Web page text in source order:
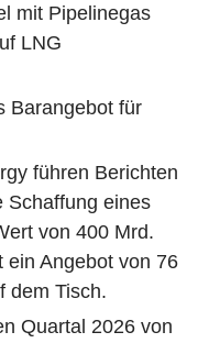
mit Pipelinegas
LNG
Barangebot für
führen Berichten
Schaffung eines
von 400 Mrd.
ein Angebot von 76
dem Tisch.
Quartal 2026 von